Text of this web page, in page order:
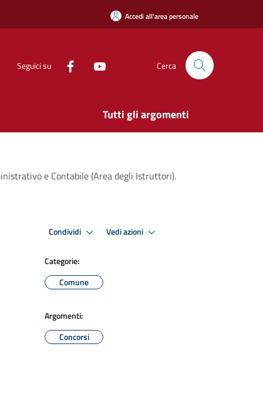
Accedi all'area personale
Seguici su Cerca
Tutti gli argomenti
e Contabile (Area degli Istruttori).
Condividi Vedi azioni
Categorie:
Comune
Argomenti:
Concorsi